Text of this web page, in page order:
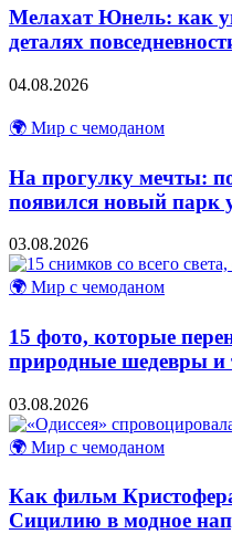
Мелахат Юнель: как
деталях
04.08.2026
🌍 Мир с чемоданом
На прогулку мечты:
появился новый парк
03.08.2026
🌍 Мир с чемоданом
15 фото, которые
природные шедевры и
03.08.2026
🌍 Мир с чемоданом
Как фильм
Сицилию в модное